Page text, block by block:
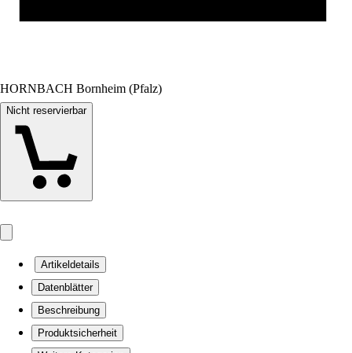
HORNBACH Bornheim (Pfalz)
Nicht reservierbar
Artikeldetails
Datenblätter
Beschreibung
Produktsicherheit